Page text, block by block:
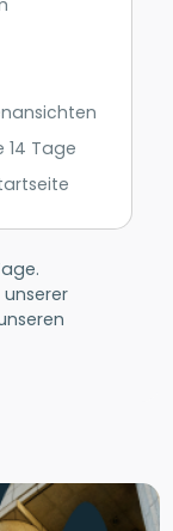
14 Tage